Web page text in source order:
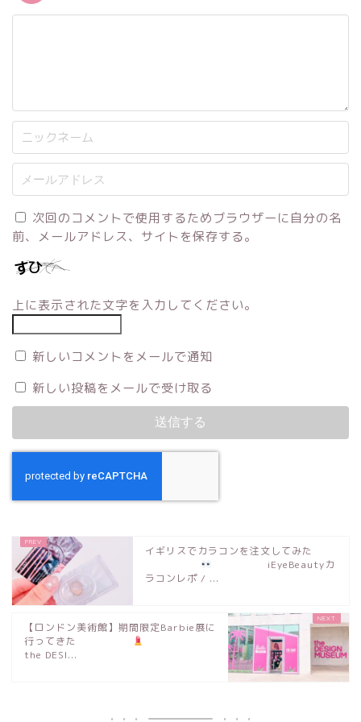
次回のコメントで使用するためブラウザーに自分の名
前、メールアドレス、サイトを保存する。
上に表示された文字を入力してください。
新しいコメントをメールで通知
新しい投稿をメールで受け取る
イギリスでカラコンを注文してみた
iEyeBeautyカ
ラコンレポ / ...
【ロンドン美術館】期間限定Barbie展に
行ってきた
the DESI...